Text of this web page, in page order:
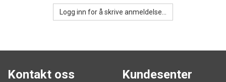
Logg inn for å skrive anmeldelse...
Kontakt oss Kundesenter